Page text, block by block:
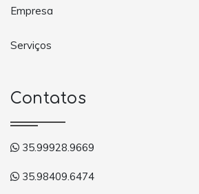
Empresa
Serviços
Contatos
35.99928.9669
35.98409.6474